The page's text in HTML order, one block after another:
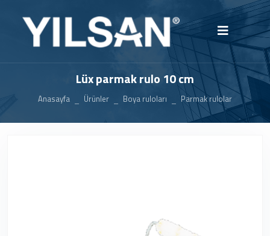
Lüx parmak rulo 10 cm
Anasayfa Ürünler Boya ruloları Parmak rulolar